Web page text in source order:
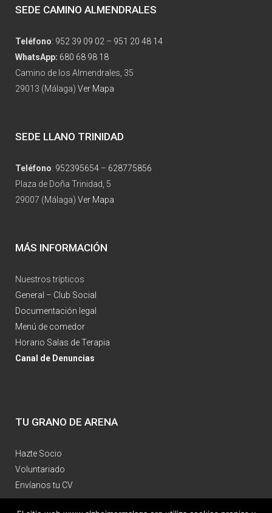
SEDE CAMINO ALMENDRALES
Teléfono: 952 39 09 02 – 951 20 48 14
WhatsApp: 680 68 98 18
Camino de los Almendrales, 35
29013 (Málaga) Ver Mapa
SEDE LLANO TRINIDAD
Teléfono: 952395654 – 628775856
Plaza de Doña Trinidad, 5
29007 (Málaga) Ver Mapa
MÁS INFORMACIÓN
Nuestros trípticos
General – Club Social
Documentación legal
Menú de comedor
Horario Salas de Terapia
Canal de Denuncias
TU GRANO DE ARENA
Hazte Socio
Voluntariado
Envíanos tu CV